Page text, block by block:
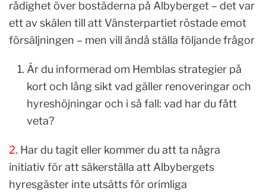
rådighet över bostäderna på Albyberget – det var
ett av skälen till att Vänsterpartiet röstade emot
försäljningen – men vill ändå ställa följande frågor
Är du informerad om Hemblas strategier på
kort och lång sikt vad gäller renoveringar och
hyreshöjningar och i så fall: vad har du fått
veta?
2. Har du tagit eller kommer du att ta några
initiativ för att säkerställa att Albybergets
hyresgäster inte utsätts för orimliga